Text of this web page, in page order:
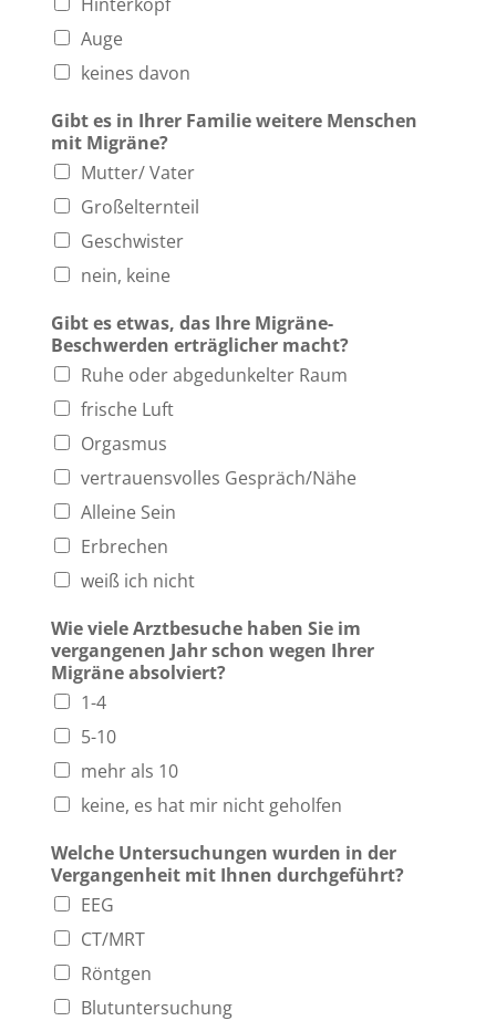
Auge
keines davon
Gibt es in Ihrer Familie weitere Menschen
mit Migräne?
Mutter/ Vater
Großelternteil
Geschwister
nein, keine
Gibt es etwas, das Ihre Migräne-
Beschwerden erträglicher macht?
Ruhe oder abgedunkelter Raum
frische Luft
Orgasmus
vertrauensvolles Gespräch/Nähe
Alleine Sein
Erbrechen
weiß ich nicht
Wie viele Arztbesuche haben Sie im
vergangenen Jahr schon wegen Ihrer
Migräne absolviert?
1-4
5-10
mehr als 10
keine, es hat mir nicht geholfen
Welche Untersuchungen wurden in der
Vergangenheit mit Ihnen durchgeführt?
EEG
CT/MRT
Röntgen
Blutuntersuchung